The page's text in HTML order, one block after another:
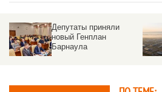
Депутаты приняли
новый Генплан
Барнаула